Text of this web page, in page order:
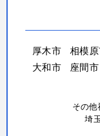
厚木市 相模
大和市
座間市
その他
埼